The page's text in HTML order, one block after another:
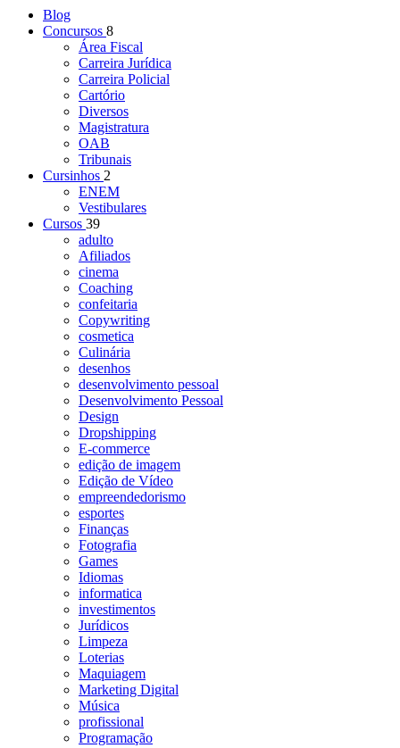
Blog
Concursos 8
Área Fiscal
Carreira Jurídica
Carreira Policial
Cartório
Diversos
Magistratura
OAB
Tribunais
Cursinhos 2
ENEM
Vestibulares
Cursos 39
adulto
Afiliados
cinema
Coaching
confeitaria
Copywriting
cosmetica
Culinária
desenhos
desenvolvimento pessoal
Desenvolvimento Pessoal
Design
Dropshipping
E-commerce
edição de imagem
Edição de Vídeo
empreendedorismo
esportes
Finanças
Fotografia
Games
Idiomas
informatica
investimentos
Jurídicos
Limpeza
Loterias
Maquiagem
Marketing Digital
Música
profissional
Programação